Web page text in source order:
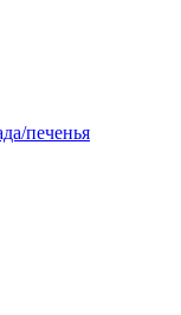
печенья